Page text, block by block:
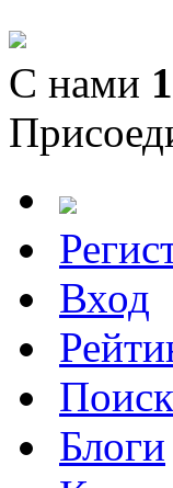
С нами
Вход
Поиск
Блоги